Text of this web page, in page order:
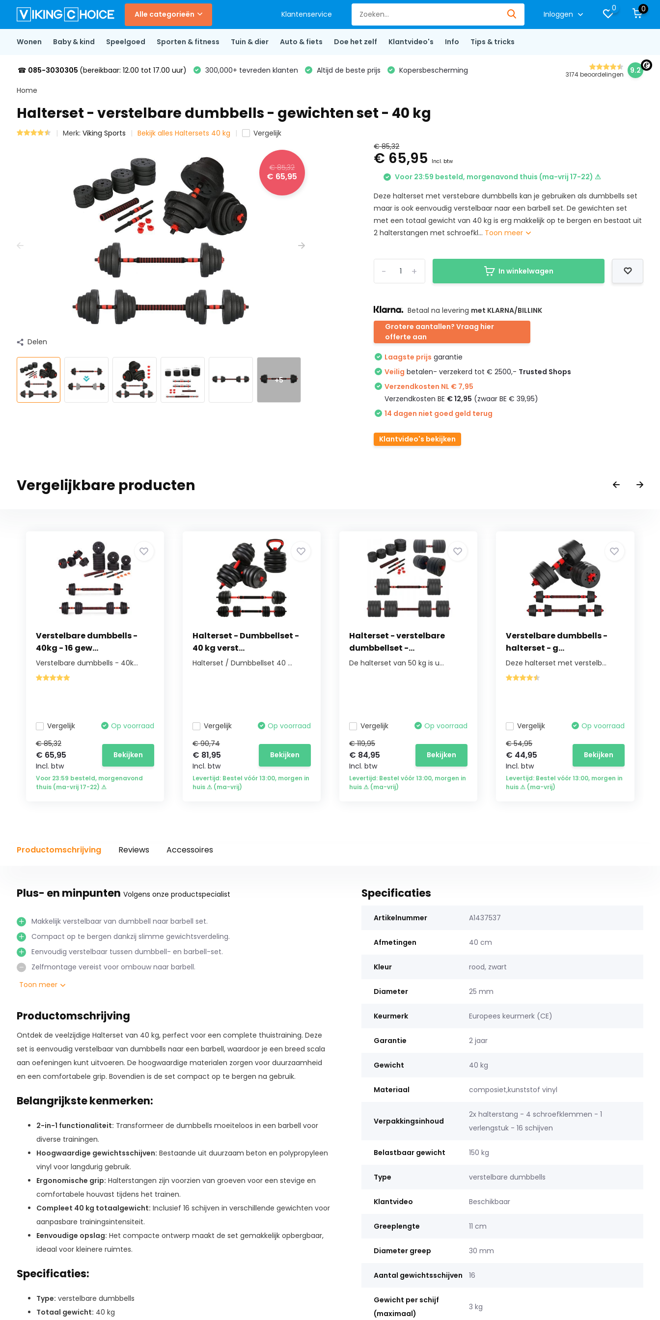
Alle categorieën Klantenservice Inloggen
0 0
Wonen Baby & kind Speelgoed Sporten & fitness Tuin & dier Auto & fiets Doe het zelf Klantvideo's Info Tips & tricks
☎ 085-3030305 (bereikbaar: 12.00 tot 17.00 uur) 300,000+ tevreden klanten Altijd de beste prijs Kopersbescherming 3174 beoordelingen 9.2
Home
Halterset - verstelbare dumbbells - gewichten set - 40 kg
Merk: Viking Sports Bekijk alles Haltersets 40 kg Vergelijk
€ 85,32
€ 65,95
Delen
+5
€ 85,32
€ 65,95 Incl. btw
Voor 23:59 besteld, morgenavond thuis (ma-vrij 17-22) ⚠
Deze halterset met verstebare dumbbells kan je gebruiken als dumbbells set
maar is ook eenvoudig verstelbaar naar een barbell set. De gewichten set
met een totaal gewicht van 40 kg is erg makkelijk op te bergen en bestaat uit
2 halterstangen met schroefkl... Toon meer
+
- In winkelwagen
Betaal na levering met KLARNA/BILLINK
Klantvideo's bekijken
Grotere aantallen? Vraag hier
offerte aan
Laagste prijs garantie
Veilig betalen- verzekerd tot € 2500,- Trusted Shops
Verzendkosten NL € 7,95
Verzendkosten BE € 12,95 (zwaar BE € 39,95)
14 dagen niet goed geld terug
Vergelijkbare producten
Verstelbare dumbbells -
40kg - 16 gew...
Verstelbare dumbbells - 40k...
Vergelijk
Op voorraad
€ 85,32
€ 65,95
Incl. btw
Bekijken
Voor 23:59 besteld, morgenavond
thuis (ma-vrij 17-22) ⚠
Halterset - Dumbbellset -
40 kg verst...
Halterset / Dumbbellset 40 ...
Vergelijk
Op voorraad
€ 90,74
€ 81,95
Incl. btw
Bekijken
Levertijd: Bestel vóór 13:00, morgen in
huis ⚠ (ma-vrij)
Halterset - verstelbare
dumbbellset -...
De halterset van 50 kg is u...
Vergelijk
Op voorraad
€ 119,95
€ 84,95
Incl. btw
Bekijken
Levertijd: Bestel vóór 13:00, morgen in
huis ⚠ (ma-vrij)
Verstelbare dumbbells -
halterset - g...
Deze halterset met verstelb...
Vergelijk
Op voorraad
€ 54,95
€ 44,95
Incl. btw
Bekijken
Levertijd: Bestel vóór 13:00, morgen in
huis ⚠ (ma-vrij)
Productomschrijving Reviews Accessoires
Plus- en minpunten Volgens onze productspecialist
Makkelijk verstelbaar van dumbbell naar barbell set.
Compact op te bergen dankzij slimme gewichtsverdeling.
Eenvoudig verstelbaar tussen dumbbell- en barbell-set.
Zelfmontage vereist voor ombouw naar barbell.
Ombouw naar barbell-set vereist zelfmontage.
Toon meer
Productomschrijving
Ontdek de veelzijdige Halterset van 40 kg, perfect voor een complete thuistraining. Deze
set is eenvoudig verstelbaar van dumbbells naar een barbell, waardoor je een breed scala
aan oefeningen kunt uitvoeren. De hoogwaardige materialen zorgen voor duurzaamheid
en een comfortabele grip. Bovendien is de set compact op te bergen na gebruik.
Belangrijkste kenmerken:
2-in-1 functionaliteit: Transformeer de dumbbells moeiteloos in een barbell voor
diverse trainingen.
Hoogwaardige gewichtsschijven: Bestaande uit duurzaam beton en polypropyleen
vinyl voor langdurig gebruik.
Ergonomische grip: Halterstangen zijn voorzien van groeven voor een stevige en
comfortabele houvast tijdens het trainen.
Compleet 40 kg totaalgewicht: Inclusief 16 schijven in verschillende gewichten voor
aanpasbare trainingsintensiteit.
Eenvoudige opslag: Het compacte ontwerp maakt de set gemakkelijk opbergbaar,
ideaal voor kleinere ruimtes.
Specificaties:
Type: verstelbare dumbbells
Totaal gewicht: 40 kg
Specificaties
Artikelnummer A1437537
Afmetingen 40 cm
Kleur rood, zwart
Diameter 25 mm
Keurmerk Europees keurmerk (CE)
Garantie 2 jaar
Gewicht 40 kg
Materiaal composiet,kunststof vinyl
Verpakkingsinhoud
2x halterstang - 4 schroefklemmen - 1
verlengstuk - 16 schijven
Belastbaar gewicht 150 kg
Type verstelbare dumbbells
Klantvideo Beschikbaar
Greeplengte 11 cm
Diameter greep 30 mm
Aantal gewichtsschijven 16
Gewicht per schijf
(maximaal)
3 kg